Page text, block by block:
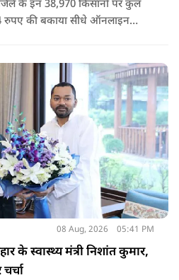
के इन 38,970 किसानों पर कुल
रुपए की बकाया सीधे ऑनलाइन
08 Aug, 2026 05:41 PM
के स्वास्थ्य मंत्री निशांत कुमार,